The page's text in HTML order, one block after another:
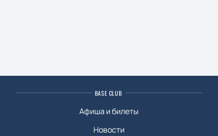
BASE CLUB
Афиша и билеты
Новости